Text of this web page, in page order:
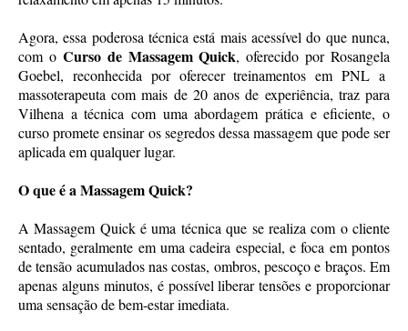
Agora, essa poderosa técnica está mais acessível do que nunca,
com o Curso de Massagem Quick, oferecido por Rosangela
Goebel, reconhecida por oferecer treinamentos em PNL a
massoterapeuta com mais de 20 anos de experiência, traz para
Vilhena a técnica com uma abordagem prática e eficiente, o
curso promete ensinar os segredos dessa massagem que pode ser
aplicada em qualquer lugar.
O que é a Massagem Quick?
A Massagem Quick é uma técnica que se realiza com o cliente
sentado, geralmente em uma cadeira especial, e foca em pontos
de tensão acumulados nas costas, ombros, pescoço e braços. Em
apenas alguns minutos, é possível liberar tensões e proporcionar
uma sensação de bem-estar imediata.